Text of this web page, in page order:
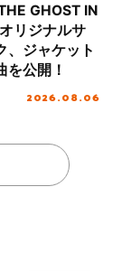
GHOST IN
リジナルサ
、ジャケット
を公開！
2026.08.06